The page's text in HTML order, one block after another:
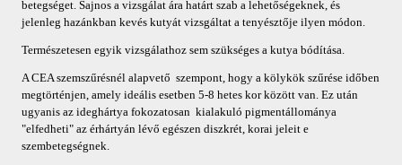
betegséget. Sajnos a vizsgálat ára határt szab a lehetőségeknek, és
jelenleg hazánkban kevés kutyát vizsgáltat a tenyésztője ilyen módon.
Természetesen egyik vizsgálathoz sem szükséges a kutya bódítása.
A CEA szemszűrésnél alapvető szempont, hogy a kölykök szűrése időben
megtörténjen, amely ideális esetben 5-8 hetes kor között van. Ez után
ugyanis az ideghártya fokozatosan kialakuló pigmentállománya
"elfedheti" az érhártyán lévő egészen diszkrét, korai jeleit e
szembetegségnek.